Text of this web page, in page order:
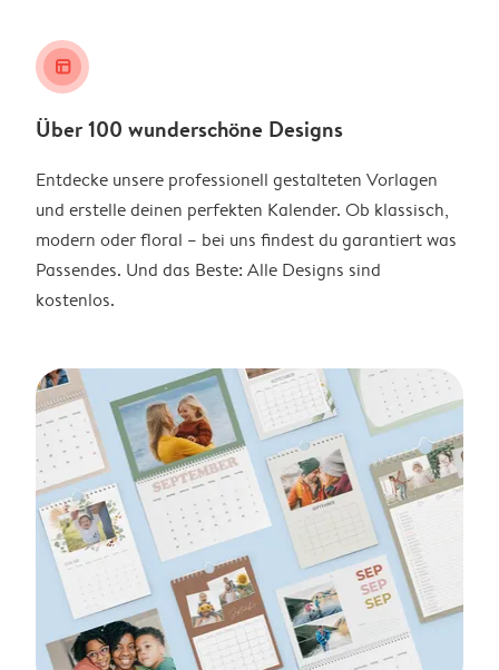
layout_alt
Über 100 wunderschöne Designs
Entdecke unsere professionell gestalteten Vorlagen
und erstelle deinen perfekten Kalender. Ob klassisch,
modern oder floral – bei uns findest du garantiert was
Passendes. Und das Beste: Alle Designs sind
kostenlos.